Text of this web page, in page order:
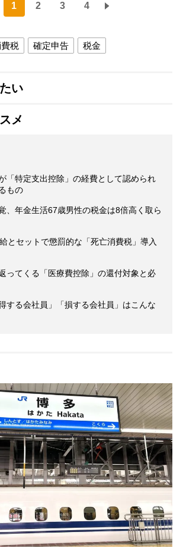
1 2 3 4
税 確定申告 税金
い
メ
「特定支出控除」の経費として認められ
もの
、年金生活67歳男性の税金は8倍高く取ら
とセットで懲罰的な「死亡消費税」導入
ってくる「医療費控除」の還付対象と必
する会社員」「損する会社員」はこんな